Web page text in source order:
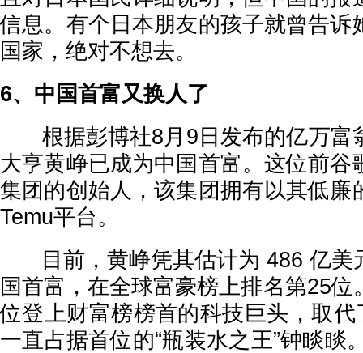
信息。有个日本朋友的孩子就曾告诉
国家，绝对不想去。
6、中国首富又换人了
根据彭博社8月9日发布的亿万富
大亨黄峥已成为中国首富。这位前谷
集团的创始人，该集团拥有以其低廉
Temu平台。
目前，黄峥凭其估计为 486 亿美
国首富，在全球富豪榜上排名第25
位登上财富榜榜首的科技巨头，取
一直占据首位的“瓶装水之王”钟睒睒